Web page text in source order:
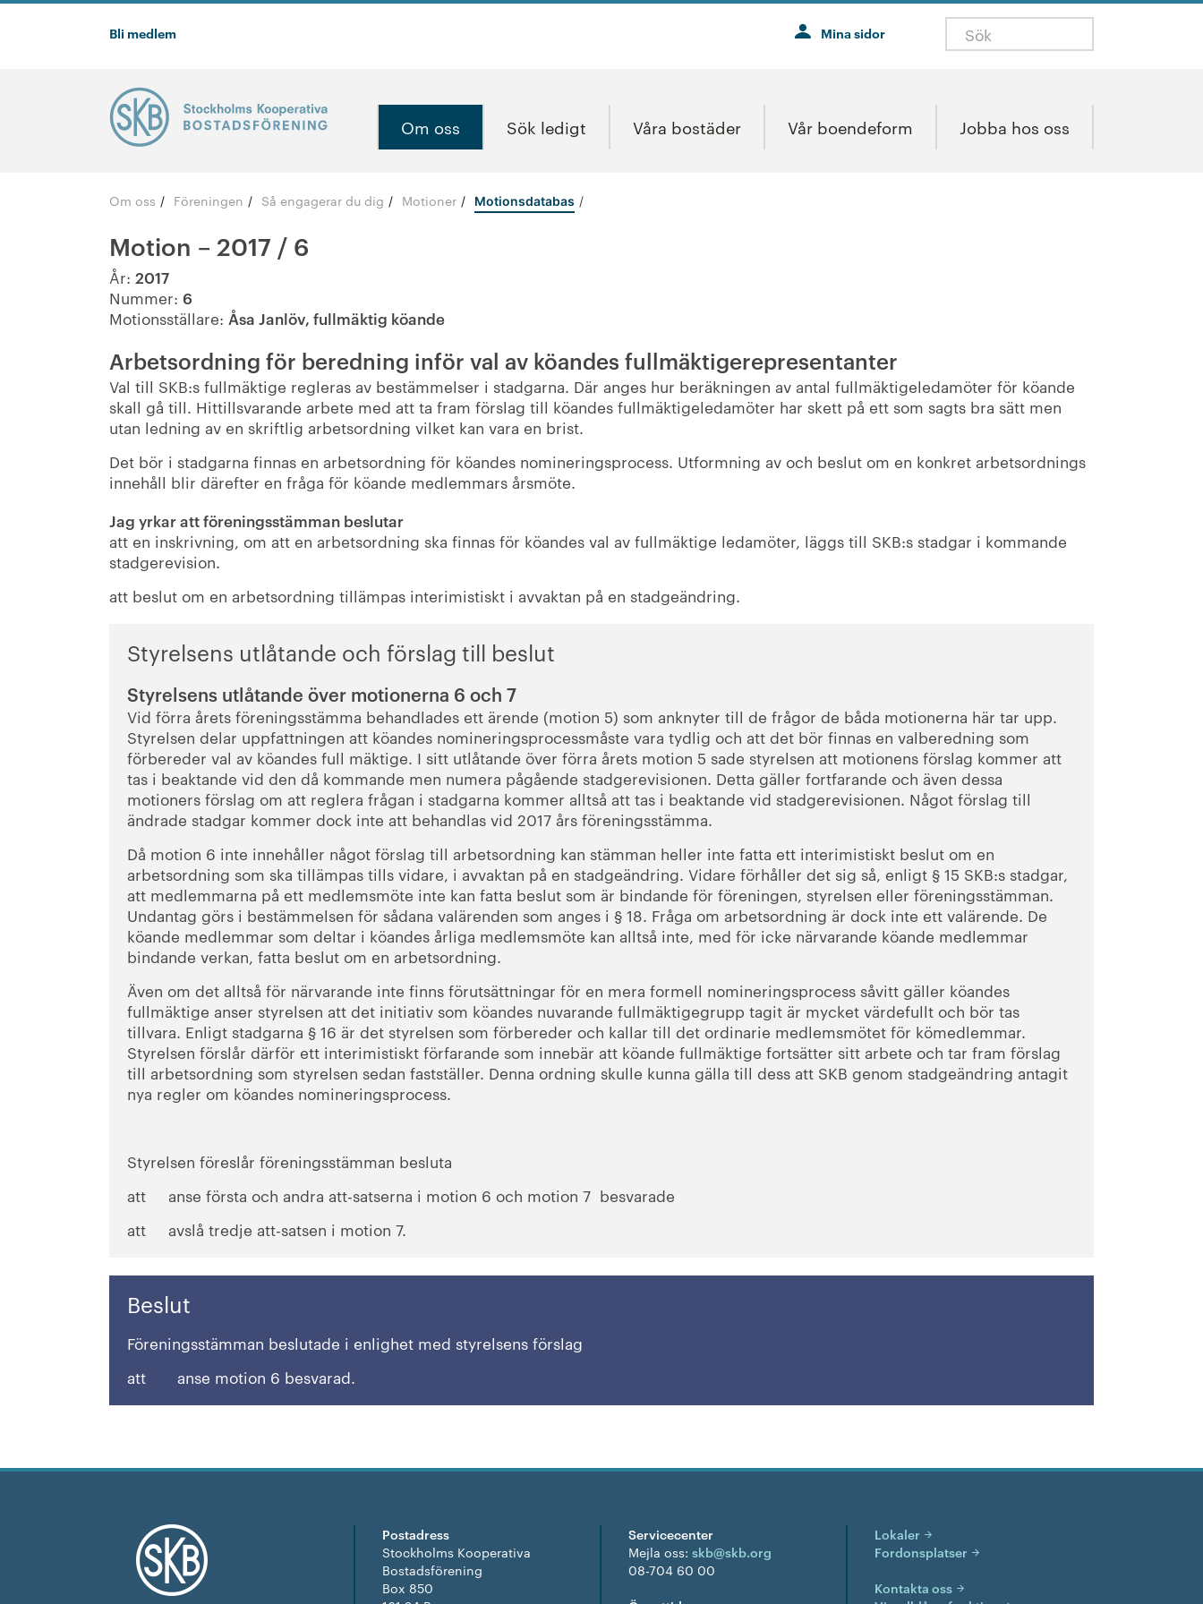
Bli medlem Mina sidor
Om oss Sök ledigt Våra bostäder Vår boendeform Jobba hos oss
Om oss / Föreningen / Så engagerar du dig / Motioner / Motionsdatabas
Motion – 2017 / 6
År: 2017
Nummer: 6
Motionsställare: Åsa Janlöv, fullmäktig köande
Arbetsordning för beredning inför val av köandes fullmäktigerepresentanter
Val till SKB:s fullmäktige regleras av bestämmelser i stadgarna. Där anges hur beräkningen av antal fullmäktigeledamöter för köande
skall gå till. Hittillsvarande arbete med att ta fram förslag till köandes fullmäktigeledamöter har skett på ett som sagts bra sätt men
utan ledning av en skriftlig arbetsordning vilket kan vara en brist.
Det bör i stadgarna finnas en arbetsordning för köandes nomineringsprocess. Utformning av och beslut om en konkret arbetsordnings
innehåll blir därefter en fråga för köande medlemmars årsmöte.
Jag yrkar att föreningsstämman beslutar
att en inskrivning, om att en arbetsordning ska finnas för köandes val av fullmäktige ledamöter, läggs till SKB:s stadgar i kommande
stadgerevision.
att beslut om en arbetsordning tillämpas interimistiskt i avvaktan på en stadgeändring.
Styrelsens utlåtande och förslag till beslut
Styrelsens utlåtande över motionerna 6 och 7
Vid förra årets föreningsstämma behandlades ett ärende (motion 5) som anknyter till de frågor de båda motionerna här tar upp.
Styrelsen delar uppfattningen att köandes nomineringsprocessmåste vara tydlig och att det bör finnas en valberedning som
förbereder val av köandes full mäktige. I sitt utlåtande över förra årets motion 5 sade styrelsen att motionens förslag kommer att
tas i beaktande vid den då kommande men numera pågående stadgerevisionen. Detta gäller fortfarande och även dessa
motioners förslag om att reglera frågan i stadgarna kommer alltså att tas i beaktande vid stadgerevisionen. Något förslag till
ändrade stadgar kommer dock inte att behandlas vid 2017 års föreningsstämma.
Då motion 6 inte innehåller något förslag till arbetsordning kan stämman heller inte fatta ett interimistiskt beslut om en
arbetsordning som ska tillämpas tills vidare, i avvaktan på en stadgeänd­ring. Vidare förhåller det sig så, enligt § 15 SKB:s stadgar,
att medlemmarna på ett medlemsmöte inte kan fatta beslut som är bindande för föreningen, styrelsen eller föreningsstämman.
Undantag görs i bestämmelsen för sådana valärenden som anges i § 18. Fråga om arbetsordning är dock inte ett valärende. De
köande medlemmar som deltar i köandes årliga medlemsmöte kan alltså inte, med för icke närvarande köande medlemmar
bindande verkan, fatta beslut om en arbetsordning.
Även om det alltså för närvarande inte finns förutsättningar för en mera formell nomineringspro­cess såvitt gäller köandes
fullmäktige anser styrelsen att det initiativ som köandes nuvarande full­mäktigegrupp tagit är mycket värdefullt och bör tas
tillvara. Enligt stadgarna § 16 är det styrelsen som förbereder och kallar till det ordinarie medlemsmötet för kömedlemmar.
Styrelsen förslår därför ett interimistiskt förfarande som innebär att köande fullmäktige fortsätter sitt arbete och tar fram förslag
till arbetsordning som styrelsen sedan fastställer. Denna ordning skulle kunna gälla till dess att SKB genom stadgeändring antagit
nya regler om köandes nomineringsprocess.
Styrelsen föreslår föreningsstämman besluta
att anse första och andra att-­satserna i motion 6 och motion 7 besvarade
att avslå tredje att-­satsen i motion 7.
Beslut
Föreningsstämman beslutade i enlighet med styrelsens förslag
att anse motion 6 besvarad.
Postadress
Stockholms Kooperativa
Bostadsförening
Box 850
Servicecenter
Mejla oss: skb@skb.org
08-704 60 00
Lokaler
Fordonsplatser
Kontakta oss